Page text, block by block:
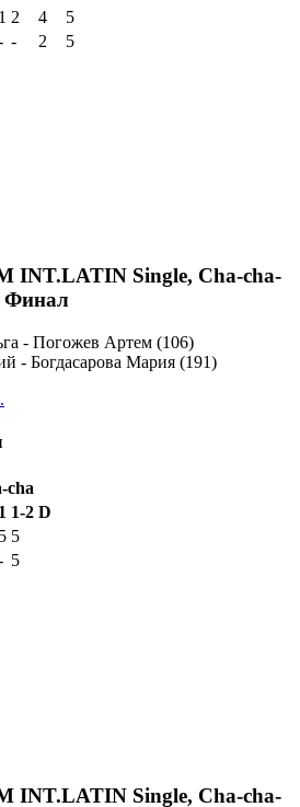
1 2 4
5
- 2 5
INT.LATIN Single, Cha-cha-
Финал
- Погожев Артем (106)
- Богдасарова Мария (191)
cha
1 1-2 D
5 5
5
INT.LATIN Single, Cha-cha-